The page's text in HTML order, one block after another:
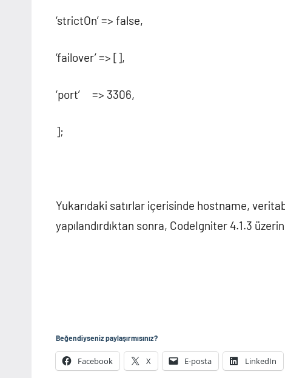
‘strictOn’ => false,
‘failover’ => [],
‘port’ => 3306,
];
Yukarıdaki satırlar içerisinde hostname,
yapılandırdıktan sonra, CodeIgniter 4.1.3
Beğendiyseniz paylaşırmısınız?
Facebook X E-posta LinkedIn